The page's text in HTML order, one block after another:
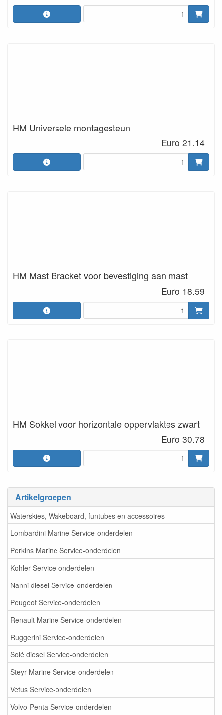
Artikelgroepen
Waterskies, Wakeboard, funtubes en accessoires
Lombardini Marine Service-onderdelen
Perkins Marine Service-onderdelen
Kohler Service-onderdelen
Nanni diesel Service-onderdelen
Peugeot Service-onderdelen
Renault Marine Service-onderdelen
Ruggerini Service-onderdelen
Solé diesel Service-onderdelen
Steyr Marine Service-onderdelen
Vetus Service-onderdelen
Volvo-Penta Service-onderdelen
HM Universele montagesteun
Euro 21.14
HM Mast Bracket voor bevestiging aan mast
Euro 18.59
HM Sokkel voor horizontale oppervlaktes zwart
Euro 30.78